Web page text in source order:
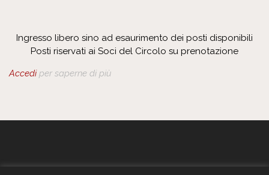
Ingresso libero sino ad esaurimento dei posti disponibili
Posti riservati ai Soci del Circolo su prenotazione
Accediper saperne di più